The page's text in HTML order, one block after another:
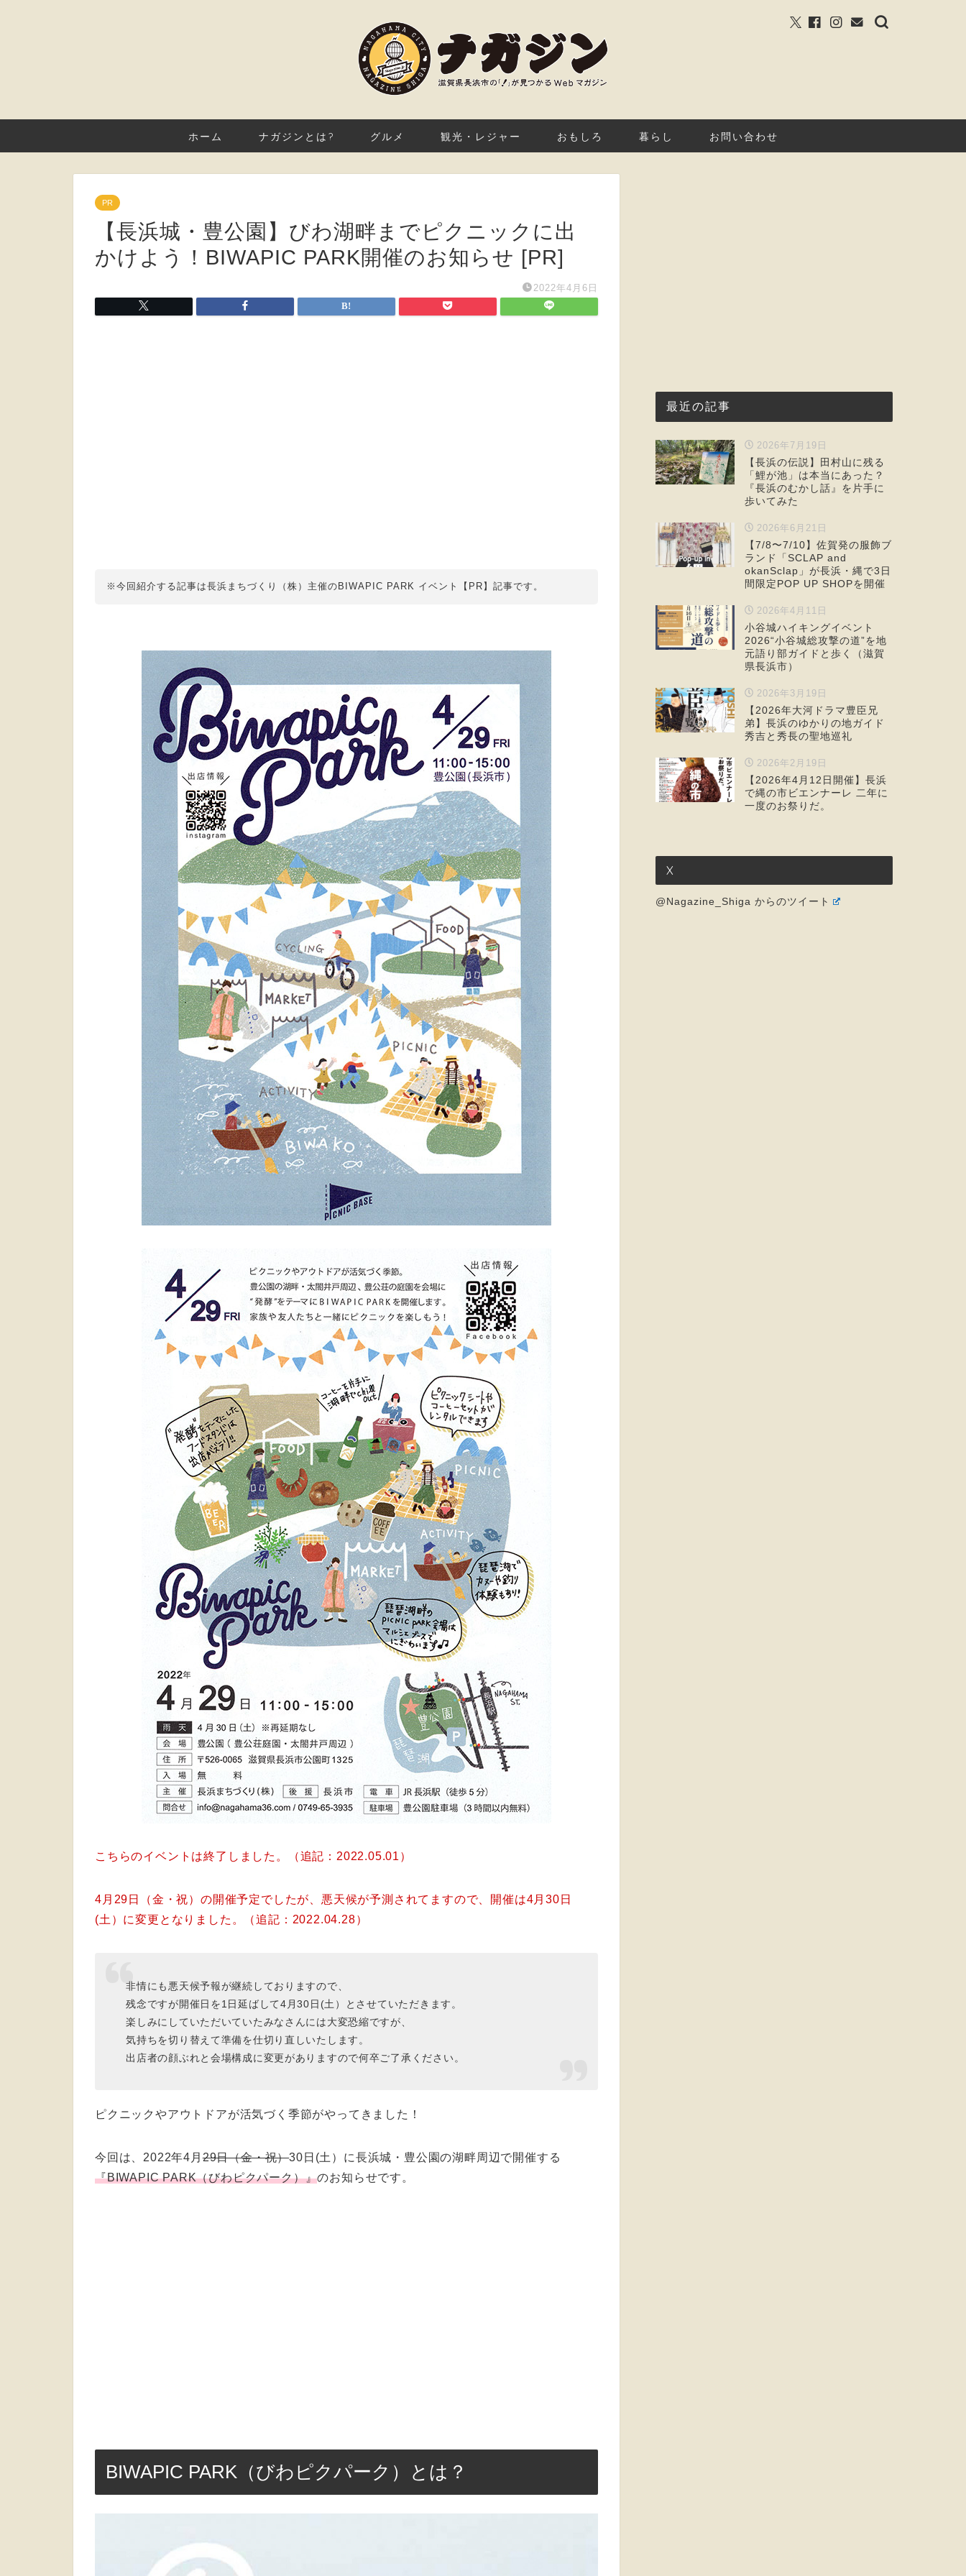
ホーム ナガジンとは? グルメ 観光・レジャー おもしろ 暮らし お問い合わせ
PR
【長浜城・豊公園】びわ湖畔までピクニックに出
かけよう！BIWAPIC PARK開催のお知らせ [PR]
2022年4月6日
※今回紹介する記事は長浜まちづくり（株）主催のBIWAPIC PARK イベント【PR】記事です。
こちらのイベントは終了しました。（追記：2022.05.01）
4月29日（金・祝）の開催予定でしたが、悪天候が予測されてますので、開催は4月30日
(土）に変更となりました。（追記：2022.04.28）
非情にも悪天候予報が継続しておりますので、
残念ですが開催日を1日延ばして4月30日(土）とさせていただきます。
楽しみにしていただいていたみなさんには大変恐縮ですが、
気持ちを切り替えて準備を仕切り直しいたします。
出店者の顔ぶれと会場構成に変更がありますので何卒ご了承ください。
ピクニックやアウトドアが活気づく季節がやってきました！
今回は、2022年4月29日（金・祝）30日(土）に長浜城・豊公園の湖畔周辺で開催する
『BIWAPIC PARK（びわピクパーク）』のお知らせです。
BIWAPIC PARK（びわピクパーク）とは？
最近の記事
2026年7月19日
【長浜の伝説】田村山に残る
「鯉が池」は本当にあった？
『長浜のむかし話』を片手に
歩いてみた
2026年6月21日
【7/8〜7/10】佐賀発の服飾ブ
ランド「SCLAP and
okanSclap」が長浜・縄で3日
間限定POP UP SHOPを開催
2026年4月11日
小谷城ハイキングイベント
2026“小谷城総攻撃の道”を地
元語り部ガイドと歩く（滋賀
県長浜市）
2026年3月19日
【2026年大河ドラマ豊臣兄
弟】長浜のゆかりの地ガイド
秀吉と秀長の聖地巡礼
2026年2月19日
【2026年4月12日開催】長浜
で縄の市ビエンナーレ 二年に
一度のお祭りだ。
X
@Nagazine_Shiga からのツイート